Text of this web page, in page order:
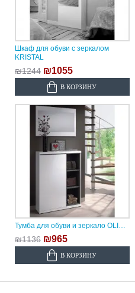
Шкаф для обуви с зеркалом
KRISTAL
₪1244 ₪1055
В КОРЗИНУ
Тумба для обуви и зеркало OLIVIA
₪1136 ₪965
В КОРЗИНУ